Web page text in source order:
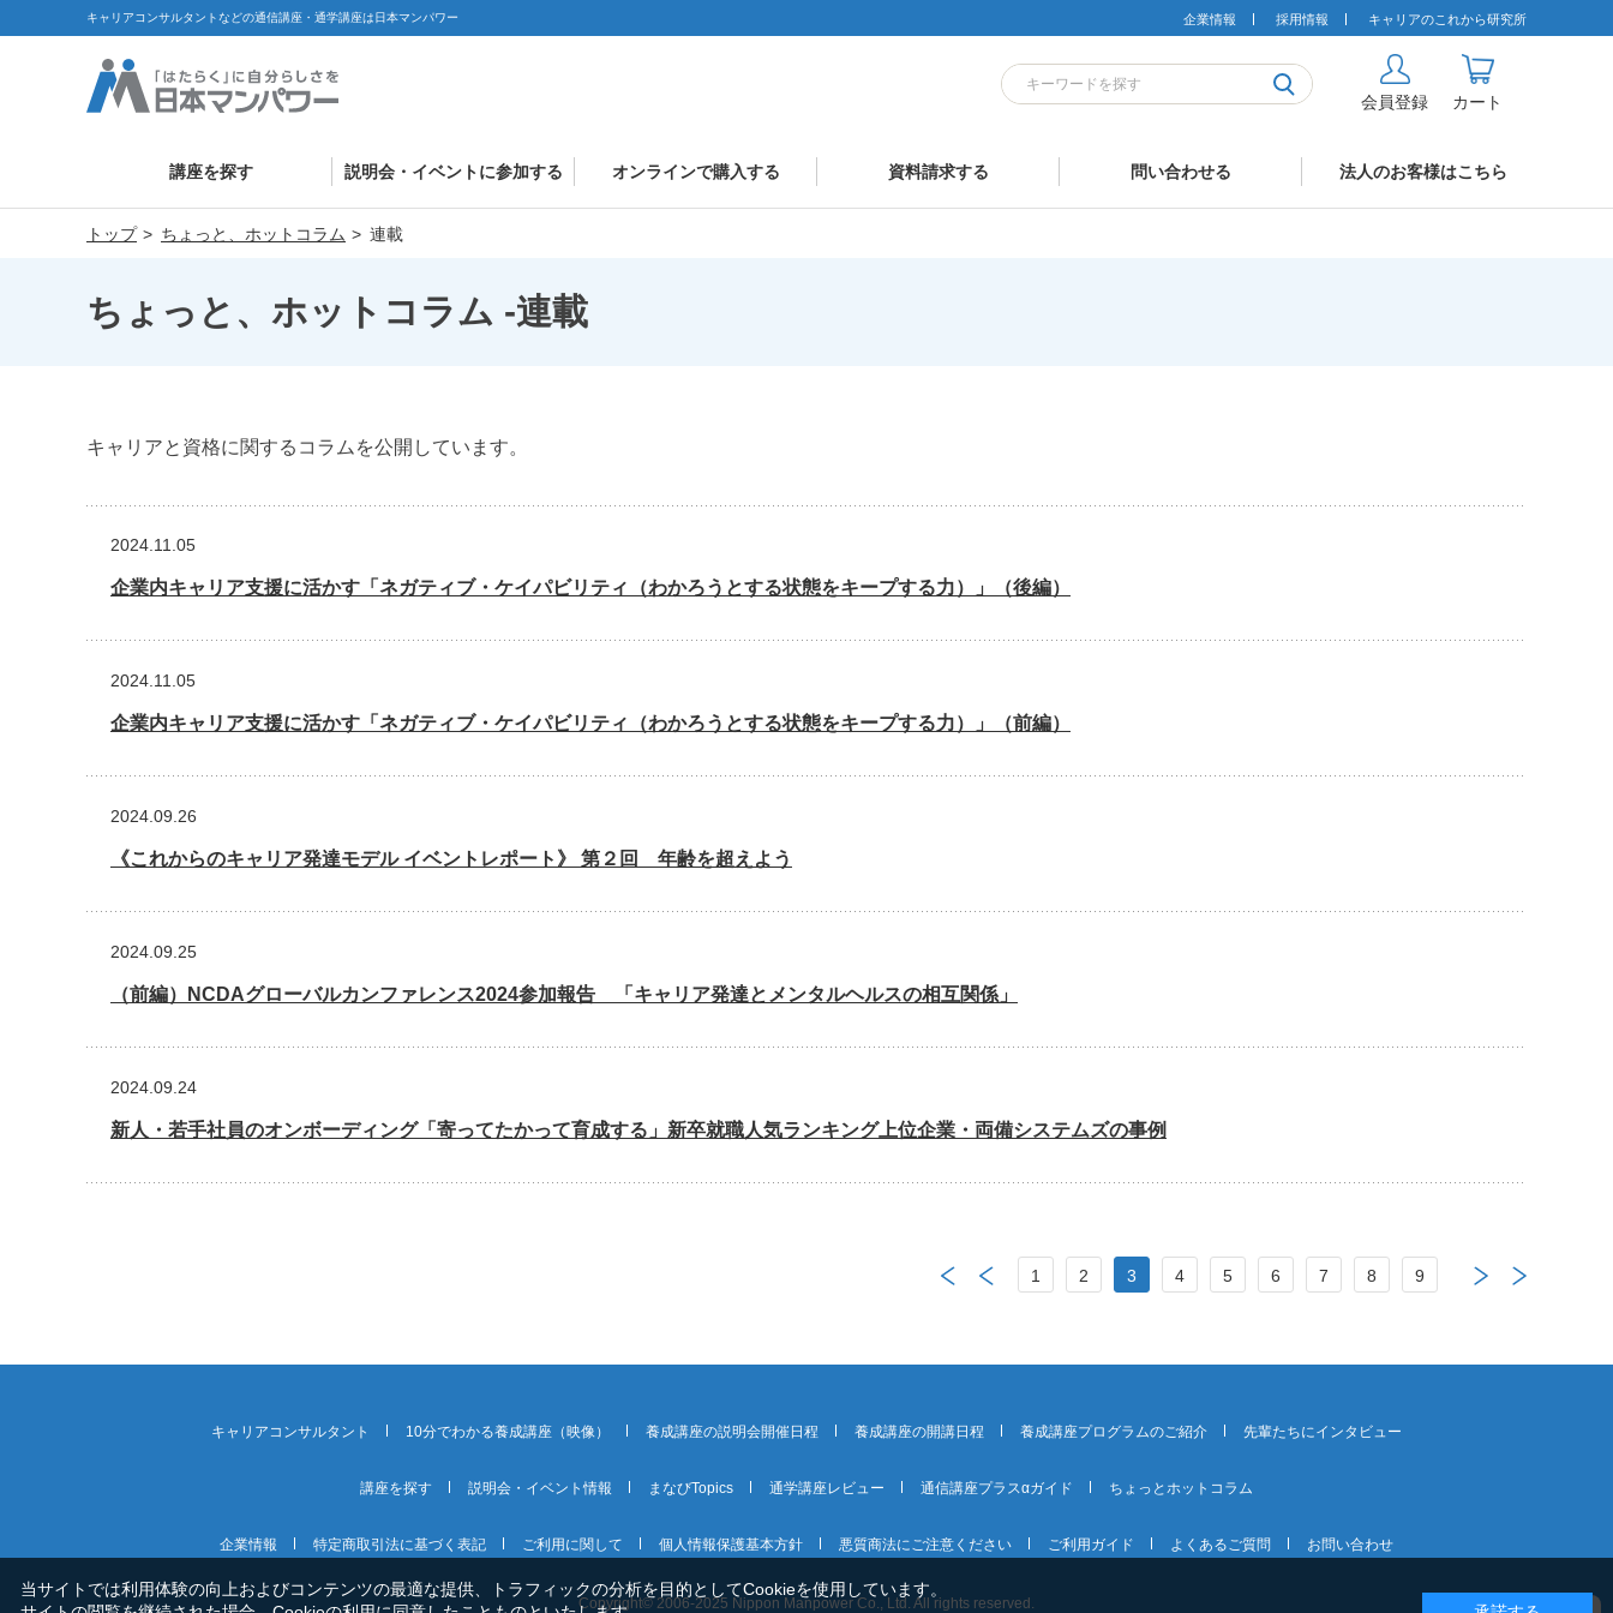
キャリアコンサルタントなどの通信講座・通学講座は日本マンパワー 企業情報 採用情報 キャリアのこれから研究所
会員登録 カート
講座を探す 説明会・イベントに参加する オンラインで購入する 資料請求する 問い合わせる 法人のお客様はこちら
トップ ちょっと、ホットコラム 連載
ちょっと、ホットコラム -連載
キャリアと資格に関するコラムを公開しています。
2024.11.05
企業内キャリア支援に活かす「ネガティブ・ケイパビリティ（わかろうとする状態をキープする力）」（後編）
2024.11.05
企業内キャリア支援に活かす「ネガティブ・ケイパビリティ（わかろうとする状態をキープする力）」（前編）
2024.09.26
《これからのキャリア発達モデル イベントレポート》 第２回 年齢を超えよう
2024.09.25
（前編）NCDAグローバルカンファレンス2024参加報告 「キャリア発達とメンタルヘルスの相互関係」
2024.09.24
新人・若手社員のオンボーディング「寄ってたかって育成する」新卒就職人気ランキング上位企業・両備システムズの事例
1 2 3 4 5 6 7 8 9
キャリアコンサルタント 10分でわかる養成講座（映像） 養成講座の説明会開催日程 養成講座の開講日程 養成講座プログラムのご紹介 先輩たちにインタビュー
講座を探す 説明会・イベント情報 まなびTopics 通学講座レビュー 通信講座プラスαガイド ちょっとホットコラム
企業情報 特定商取引法に基づく表記 ご利用に関して 個人情報保護基本方針 悪質商法にご注意ください ご利用ガイド よくあるご質問 お問い合わせ
Copyright© 2006-2025 Nippon Manpower Co., Ltd. All rights reserved.
当サイトでは利用体験の向上およびコンテンツの最適な提供、トラフィックの分析を目的としてCookieを使用しています。